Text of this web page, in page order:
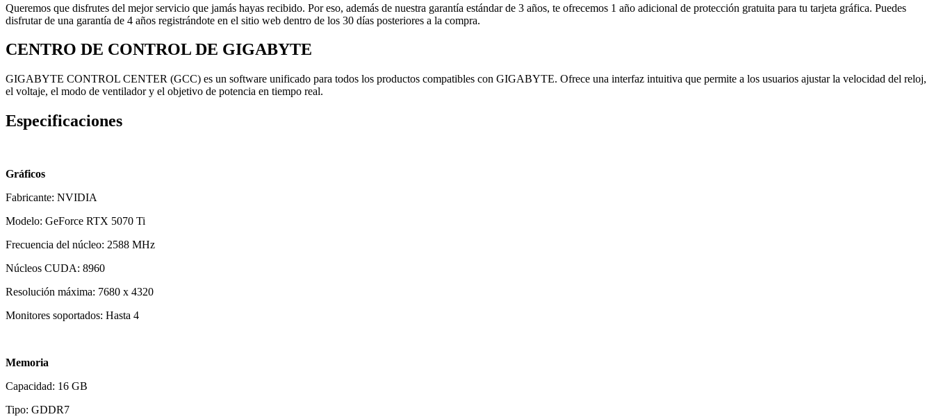
Queremos que disfrutes del mejor servicio que jamás hayas recibido. Por eso, además de nuestra garantía estándar de 3 años, te ofrecemos 1 año adicional de protección gratuita para tu tarjeta gráfica. Puedes
disfrutar de una garantía de 4 años registrándote en el sitio web dentro de los 30 días posteriores a la compra.
CENTRO DE CONTROL DE GIGABYTE
GIGABYTE CONTROL CENTER (GCC) es un software unificado para todos los productos compatibles con GIGABYTE. Ofrece una interfaz intuitiva que permite a los usuarios ajustar la velocidad del reloj,
el voltaje, el modo de ventilador y el objetivo de potencia en tiempo real.
Especificaciones
Gráficos
Fabricante: NVIDIA
Modelo: GeForce RTX 5070 Ti
Frecuencia del núcleo: 2588 MHz
Núcleos CUDA: 8960
Resolución máxima: 7680 x 4320
Monitores soportados: Hasta 4
Memoria
Capacidad: 16 GB
Tipo: GDDR7